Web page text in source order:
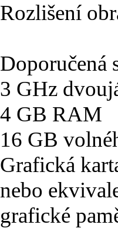
Rozlišení
Doporučená
3 GHz
4 GB RAM
16 GB
Grafická
nebo
grafické